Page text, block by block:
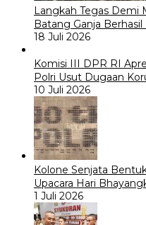
Langkah Tegas Demi
Batang Ganja
18 Juli 2026
Komisi III DPR RI
Polri Usut Dugaan
10 Juli 2026
Kolone Senjata
Upacara Hari
1 Juli 2026